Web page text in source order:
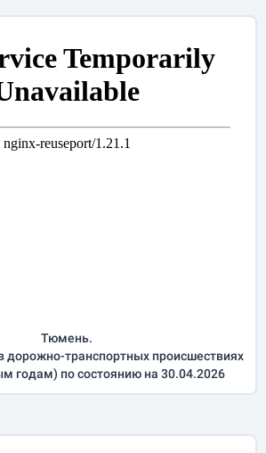
Тюмень.
дорожно-транспортных происшествиях
годам) по состоянию на 30.04.2026